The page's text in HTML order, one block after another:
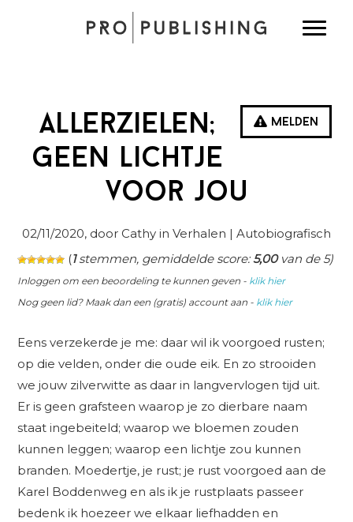
Melden
Allerzielen;
geen lichtje
voor jou
02/11/2020, door Cathy in Verhalen | Autobiografisch
(1stemmen, gemiddelde score:5,00van de 5)
Inloggen om een beoordeling te kunnen geven - klik hier
Nog geen lid? Maak dan een (gratis) account aan - klik hier
Eens verzekerde je me: daar wil ik voorgoed rusten;
op die velden, onder die oude eik. En zo strooiden
we jouw zilverwitte as daar in langvervlogen tijd uit.
Er is geen grafsteen waarop je zo dierbare naam
staat ingebeiteld; waarop we bloemen zouden
kunnen leggen; waarop een lichtje zou kunnen
branden. Moedertje, je rust; je rust voorgoed aan de
Karel Boddenweg en als ik je rustplaats passeer
bedenk ik hoezeer we elkaar liefhadden en